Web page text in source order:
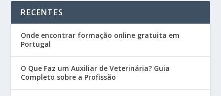
RECENTES
Onde encontrar formação online gratuita em
Portugal
O Que Faz um Auxiliar de Veterinária? Guia
Completo sobre a Profissão